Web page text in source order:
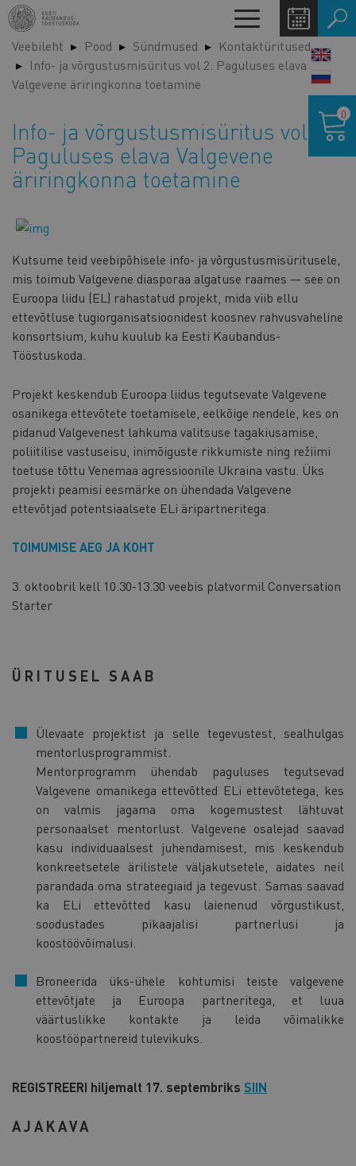
Liigu
edasi
põhisisu
juurde
Toggle
navigation
Veebileht Pood Sündmused
Kontaktüritused
Info- ja võrgustusmisüritus vol 2: Paguluses elava
Valgevene äriringkonna toetamine
Info- ja võrgustusmisüritus vol 2:
Paguluses elava Valgevene
äriringkonna toetamine
Kutsume teid veebipõhisele info- ja võrgustusmisüritusele,
mis toimub Valgevene diasporaa algatuse raames — see on
Euroopa liidu (EL) rahastatud projekt, mida viib ellu
ettevõtluse tugiorganisatsioonidest koosnev rahvusvaheline
konsortsium, kuhu kuulub ka Eesti Kaubandus-
Tööstuskoda.
Projekt keskendub Euroopa liidus tegutsevate Valgevene
osanikega ettevõtete toetamisele, eelkõige nendele, kes on
pidanud Valgevenest lahkuma valitsuse tagakiusamise,
poliitilise vastuseisu, inimõiguste rikkumiste ning režiimi
toetuse tõttu Venemaa agressioonile Ukraina vastu. Üks
projekti peamisi eesmärke on ühendada Valgevene
ettevõtjad potentsiaalsete ELi äripartneritega.
TOIMUMISE AEG JA KOHT
3. oktoobril kell 10.30-13.30 veebis platvormil Conversation
Starter
ÜRITUSEL SAAB
Ülevaate projektist ja selle tegevustest, sealhulgas
mentorlusprogrammist.
Mentorprogramm ühendab paguluses tegutsevad
Valgevene omanikega ettevõtted ELi ettevõtetega, kes
on valmis jagama oma kogemustest lähtuvat
personaalset mentorlust. Valgevene osalejad saavad
kasu individuaalsest juhendamisest, mis keskendub
konkreetsetele ärilistele väljakutsetele, aidates neil
parandada oma strateegiaid ja tegevust. Samas saavad
ka ELi ettevõtted kasu laienenud võrgustikust,
soodustades pikaajalisi partnerlusi ja
koostöövõimalusi.
Broneerida üks-ühele kohtumisi teiste valgevene
ettevõtjate ja Euroopa partneritega, et luua
väärtuslikke kontakte ja leida võimalikke
koostööpartnereid tulevikuks.
REGISTREERI hiljemalt 17. septembriks SIIN
AJAKAVA
0